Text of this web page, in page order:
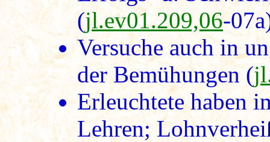
(jl.ev01.209,06-
Versuche auch in
der Bemühungen (
Erleuchtete haben
Lehren;